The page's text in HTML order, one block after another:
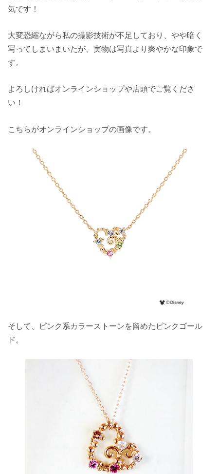
気です！
大変恐縮ながら私の撮影技術が不足しており、やや暗く
写ってしまいまいたが、実物は写真より爽やかな印象で
す。
よろしければオンラインショップや店頭でご覧くださ
い！
こちらがオンラインショップの画像です。
そして、ピンク系カラーストーンを留めたピンクゴール
ド。